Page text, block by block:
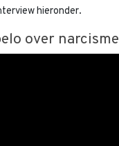
hieronder.
over narcisme